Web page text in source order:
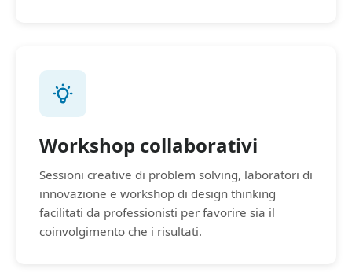
Workshop collaborativi
Sessioni creative di problem solving, laboratori di
innovazione e workshop di design thinking
facilitati da professionisti per favorire sia il
coinvolgimento che i risultati.